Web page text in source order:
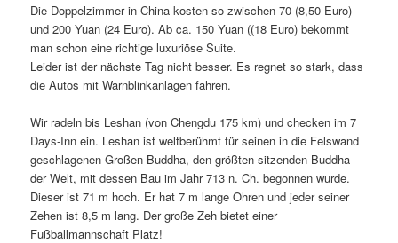
Die Doppelzimmer in China kosten so zwischen 70 (8,50 Euro)
und 200 Yuan (24 Euro). Ab ca. 150 Yuan ((18 Euro) bekommt
man schon eine richtige luxuriöse Suite.
Leider ist der nächste Tag nicht besser. Es regnet so stark, dass
die Autos mit Warnblinkanlagen fahren.
Wir radeln bis Leshan (von Chengdu 175 km) und checken im 7
Days-Inn ein. Leshan ist weltberühmt für seinen in die Felswand
geschlagenen Großen Buddha, den größten sitzenden Buddha
der Welt, mit dessen Bau im Jahr 713 n. Ch. begonnen wurde.
Dieser ist 71 m hoch. Er hat 7 m lange Ohren und jeder seiner
Zehen ist 8,5 m lang. Der große Zeh bietet einer
Fußballmannschaft Platz!